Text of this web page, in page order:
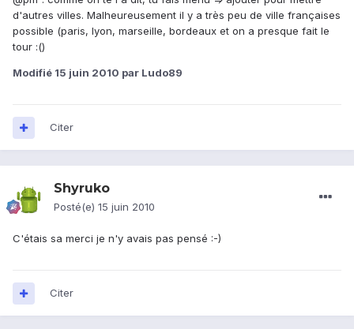
d'autres villes. Malheureusement il y a très peu de ville françaises
possible (paris, lyon, marseille, bordeaux et on a presque fait le
tour :()
Modifié 15 juin 2010 par Ludo89
Citer
Shyruko
Posté(e) 15 juin 2010
C'étais sa merci je n'y avais pas pensé :-)
Citer